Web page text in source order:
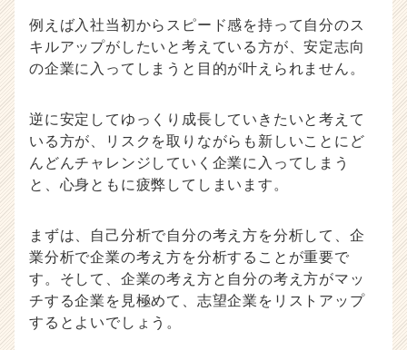
例えば入社当初からスピード感を持って自分のス
キルアップがしたいと考えている方が、安定志向
の企業に入ってしまうと目的が叶えられません。
逆に安定してゆっくり成長していきたいと考えて
いる方が、リスクを取りながらも新しいことにど
んどんチャレンジしていく企業に入ってしまう
と、心身ともに疲弊してしまいます。
まずは、自己分析で自分の考え方を分析して、企
業分析で企業の考え方を分析することが重要で
す。そして、企業の考え方と自分の考え方がマッ
チする企業を見極めて、志望企業をリストアップ
するとよいでしょう。